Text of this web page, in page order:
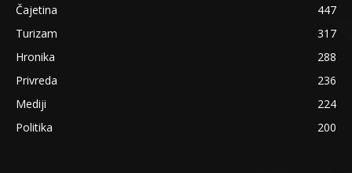
Čajetina
447
Turizam
317
Hronika
288
Privreda
236
Mediji
224
Politika
200